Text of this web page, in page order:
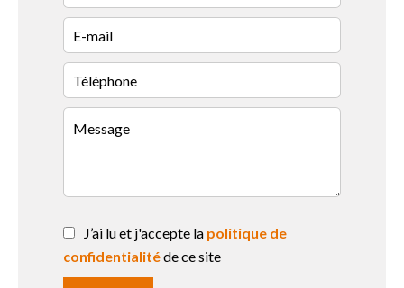
J’ai lu et j'accepte la politique de
confidentialitéde ce site